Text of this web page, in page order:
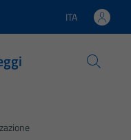
Lingua attiva:
ITA